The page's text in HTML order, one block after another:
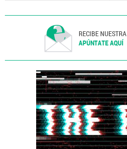
RECIBE
APÚNTATE AQUÍ